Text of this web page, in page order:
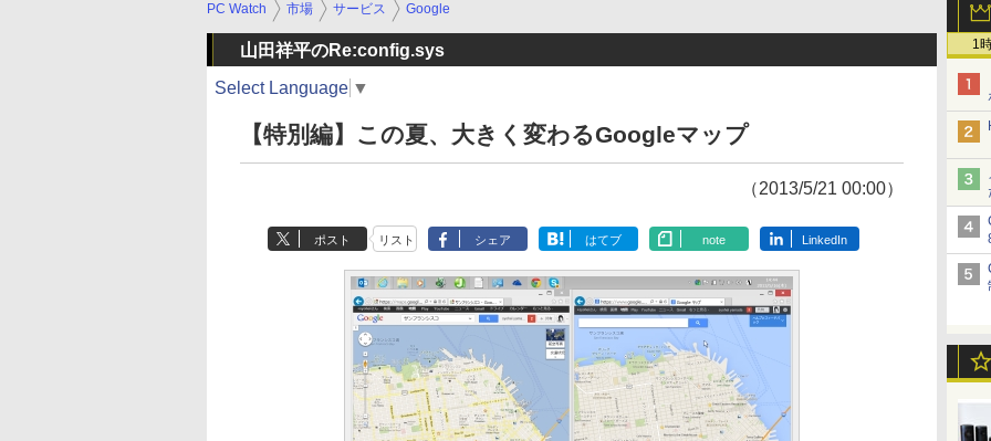
1
PC Watch 市場 サービス Google
山田祥平のRe:config.sys
Select Language ▼
【特別編】この夏、大きく変わるGoogleマップ
（2013/5/21 00:00）
ポスト リスト シェア はてブ note LinkedIn